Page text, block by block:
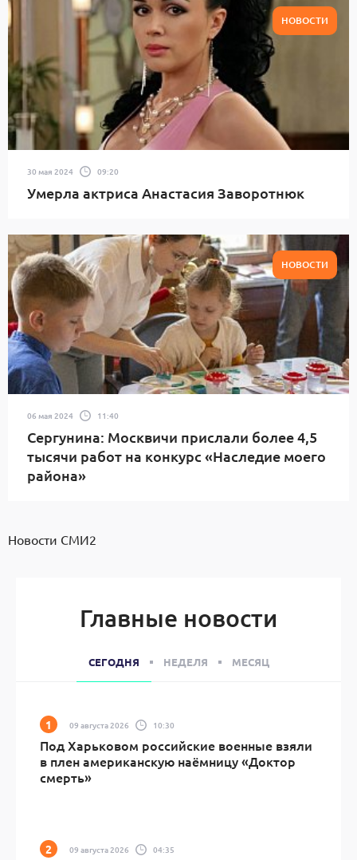
НОВОСТИ
30 мая 2024 09:20
Умерла актриса Анастасия Заворотнюк
НОВОСТИ
06 мая 2024 11:40
Сергунина: Москвичи прислали более 4,5
тысячи работ на конкурс «Наследие моего
района»
Новости СМИ2
Главные новости
СЕГОДНЯ НЕДЕЛЯ МЕСЯЦ
09 августа 2026 10:30
Под Харьковом российские военные взяли
в плен американскую наёмницу «Доктор
смерть»
09 августа 2026 04:35